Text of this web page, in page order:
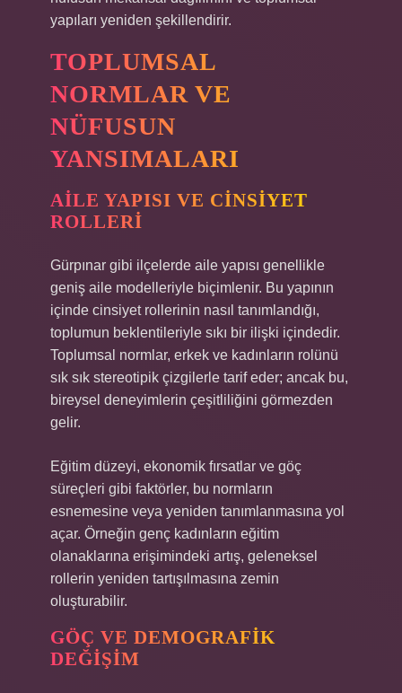
yapıları yeniden şekillendirir.
TOPLUMSAL
NORMLAR VE
NÜFUSUN
YANSIMALARI
AILE YAPISI VE CINSIYET
ROLLERI
Gürpınar gibi ilçelerde aile yapısı genellikle
geniş aile modelleriyle biçimlenir. Bu yapının
içinde cinsiyet rollerinin nasıl tanımlandığı,
toplumun beklentileriyle sıkı bir ilişki içindedir.
Toplumsal normlar, erkek ve kadınların rolünü
sık sık stereotipik çizgilerle tarif eder; ancak bu,
bireysel deneyimlerin çeşitliliğini görmezden
gelir.
Eğitim düzeyi, ekonomik fırsatlar ve göç
süreçleri gibi faktörler, bu normların
esnemesine veya yeniden tanımlanmasına yol
açar. Örneğin genç kadınların eğitim
olanaklarına erişimindeki artış, geleneksel
rollerin yeniden tartışılmasına zemin
oluşturabilir.
GÖÇ VE DEMOGRAFIK
DEĞIŞIM